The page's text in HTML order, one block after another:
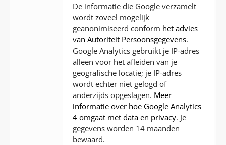
De informatie die Google verzamelt
wordt zoveel mogelijk
geanonimiseerd conform het advies
van Autoriteit Persoonsgegevens.
Google Analytics gebruikt je IP-adres
alleen voor het afleiden van je
geografische locatie; je IP-adres
wordt echter niet gelogd of
anderzijds opgeslagen. Meer
informatie over hoe Google Analytics
4 omgaat met data en privacy. Je
gegevens worden 14 maanden
bewaard.